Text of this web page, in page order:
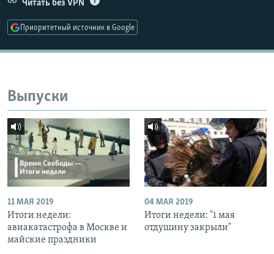
Все сайты РСЕ/РС
Читать без VPN
Приоритетный источник в Google
Выпуски
11 МАЯ 2019
Итоги недели:
авиакатастрофа в Москве и
майские праздники
04 МАЯ 2019
Итоги недели: "1 мая
отдушину закрыли"